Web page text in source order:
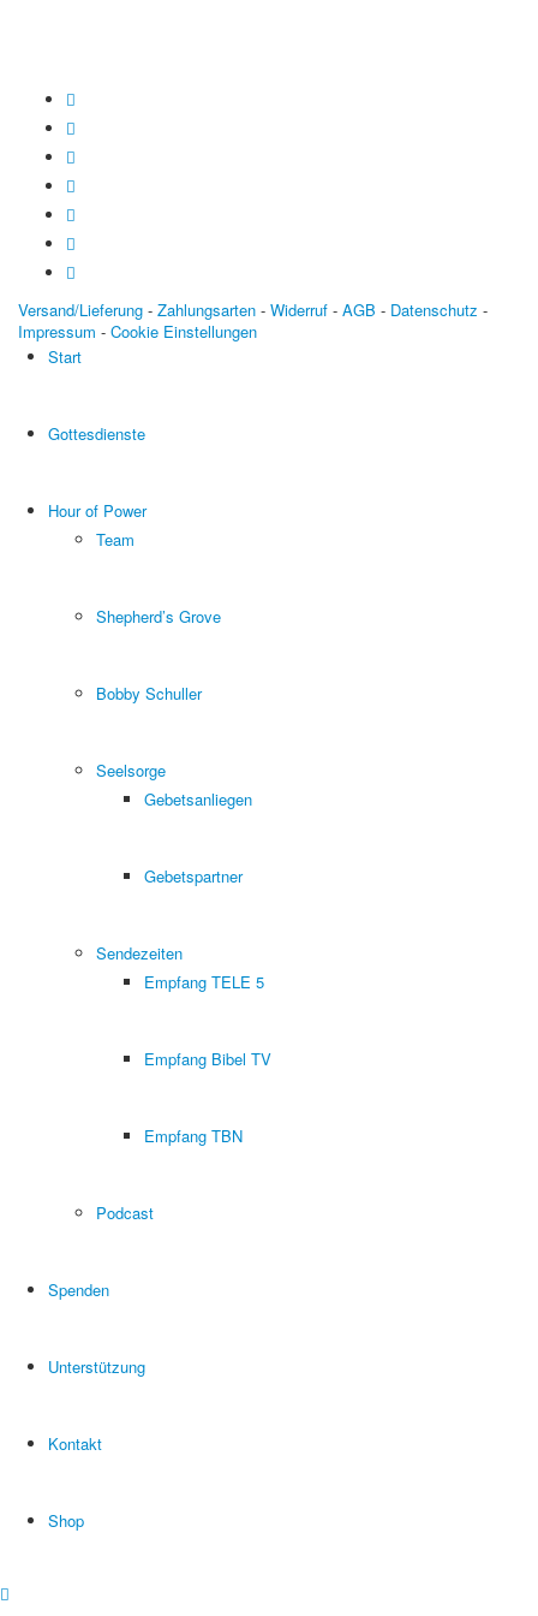
Versand/Lieferung - Zahlungsarten - Widerruf - AGB - Datenschutz -
Impressum - Cookie Einstellungen
Start
Gottesdienste
Hour of Power
Team
Shepherd’s Grove
Bobby Schuller
Seelsorge
Gebetsanliegen
Gebetspartner
Sendezeiten
Empfang TELE 5
Empfang Bibel TV
Empfang TBN
Podcast
Spenden
Unterstützung
Kontakt
Shop